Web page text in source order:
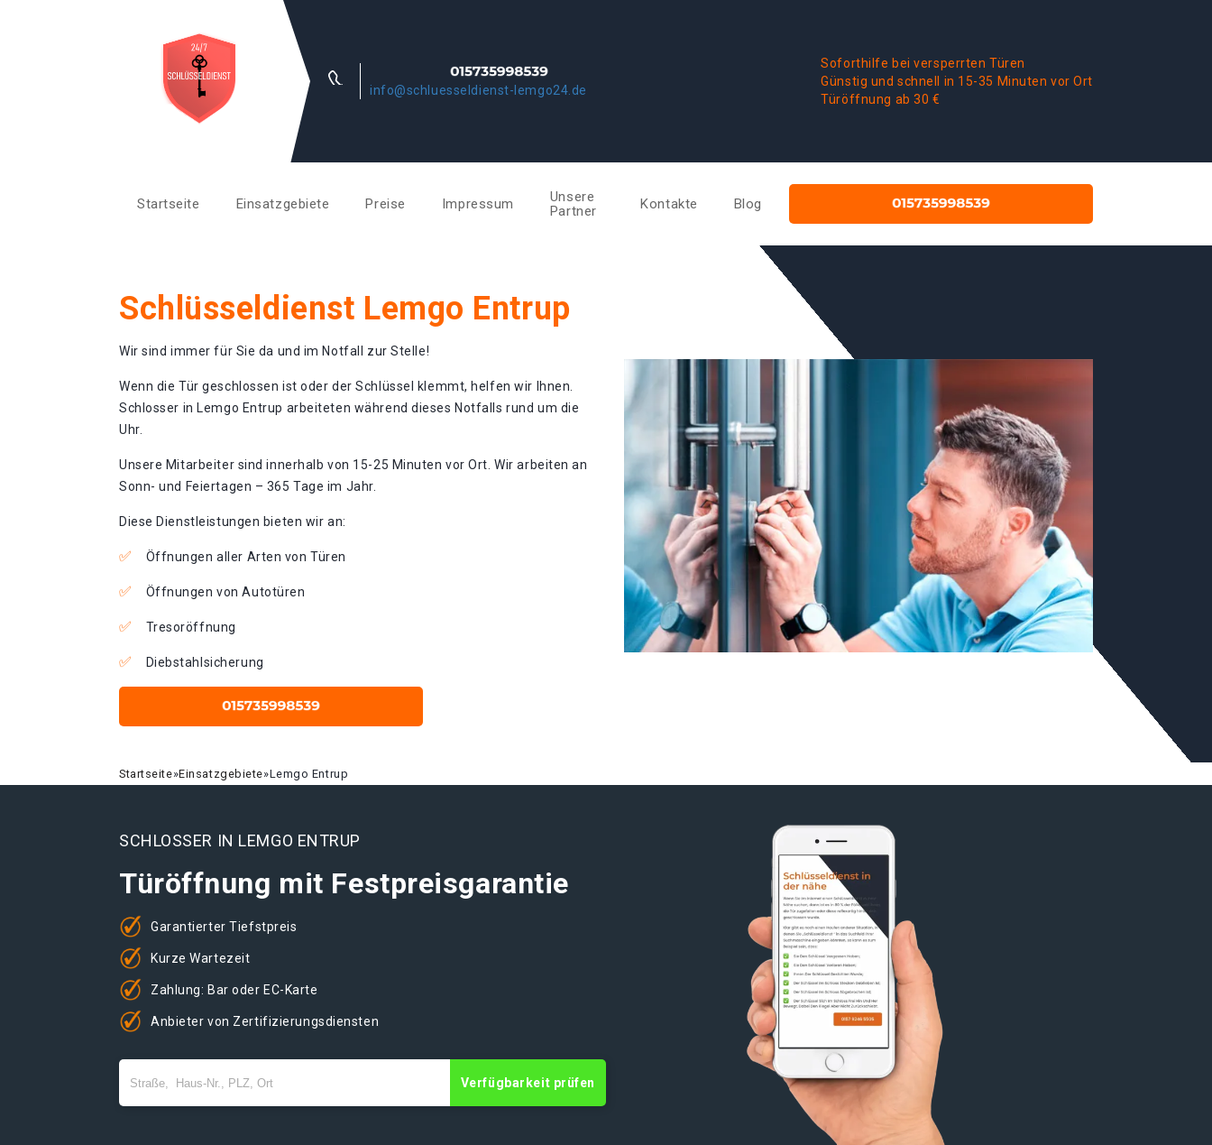
info@schluesseldienst-lemgo24.de
Soforthilfe bei versperrten Türen
Günstig und schnell in 15-35 Minuten vor Ort
Türöffnung ab 30 €
Startseite Einsatzgebiete Preise Impressum
Unsere
Partner
Kontakte Blog
Schlüsseldienst Lemgo Entrup
Wir sind immer für Sie da und im Notfall zur Stelle!
Wenn die Tür geschlossen ist oder der Schlüssel klemmt, helfen wir Ihnen.
Schlosser in Lemgo Entrup arbeiteten während dieses Notfalls rund um die
Uhr.
Unsere Mitarbeiter sind innerhalb von 15-25 Minuten vor Ort. Wir arbeiten an
Sonn- und Feiertagen – 365 Tage im Jahr.
Diese Dienstleistungen bieten wir an:
Öffnungen aller Arten von Türen
Öffnungen von Autotüren
Tresoröffnung
Diebstahlsicherung
Startseite»Einsatzgebiete»Lemgo Entrup
SCHLOSSER IN LEMGO ENTRUP
Türöffnung mit Festpreisgarantie
Garantierter Tiefstpreis
Kurze Wartezeit
Zahlung: Bar oder EC-Karte
Anbieter von Zertifizierungsdiensten
Verfügbarkeit prüfen